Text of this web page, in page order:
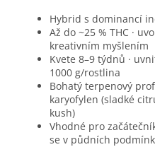
Hybrid s dominancí
Až do ~25 % THC ·
kreativním myšlením
Kvete 8–9 týdnů ·
1000 g/rostlina
Bohatý terpenový
karyofylen (sladké
kush)
Vhodné pro
se v půdních